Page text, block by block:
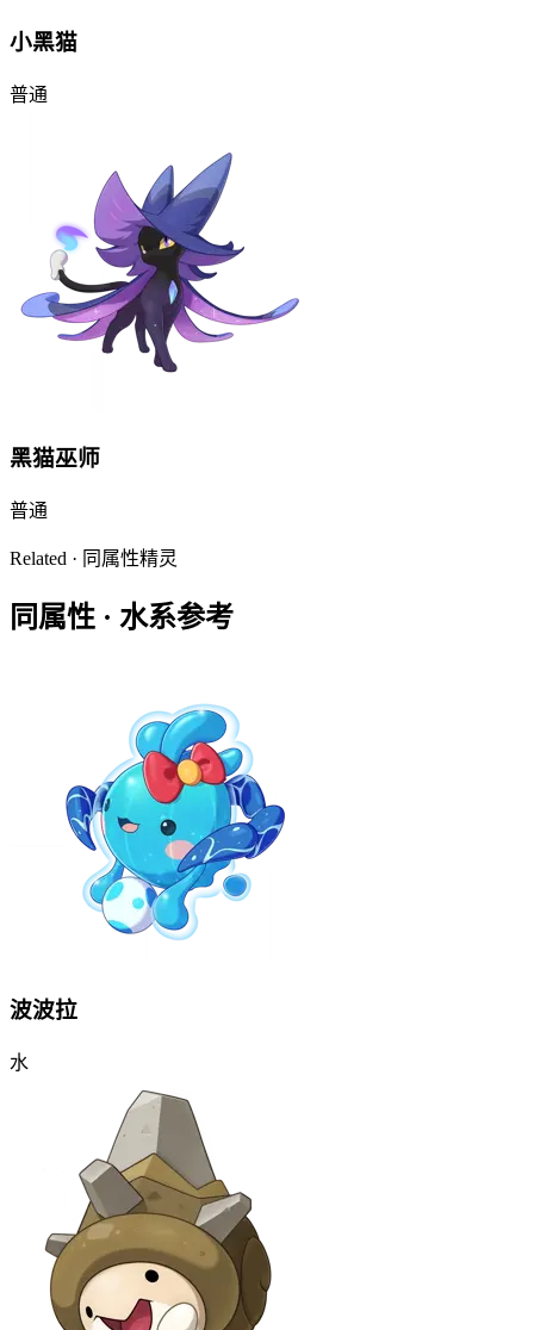
小黑猫
普通
黑猫巫师
普通
Related · 同属性精灵
同属性 · 水系参考
波波拉
水